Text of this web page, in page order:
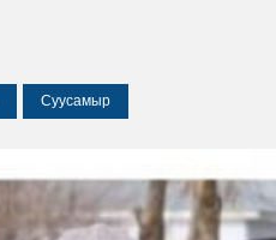
Суусамыр